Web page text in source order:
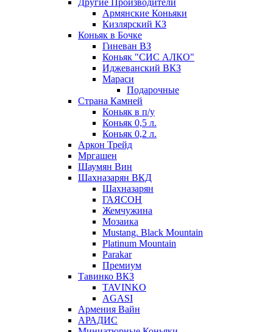
Другие Производители
Армянские Коньяки
Кизлярский КЗ
Коньяк в Бочке
Гиневан ВЗ
Коньяк "СИС АЛКО"
Иджеванский ВКЗ
Мараси
Подарочные
Страна Камней
Коньяк в п/у
Коньяк 0,5 л.
Коньяк 0,2 л.
Аркон Трейд
Мргашен
Шаумян Вин
Шахназарян ВКД
Шахназарян
ГАЯСОН
Жемчужина
Мозаика
Mustang. Black Mountain
Platinum Mountain
Parakar
Премиум
Тавинко ВКЗ
TAVINKO
AGASI
Армения Вайн
АРАДИС